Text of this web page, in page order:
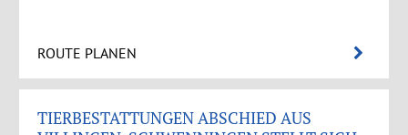
ROUTE PLANEN
TIERBESTATTUNGEN ABSCHIED AUS